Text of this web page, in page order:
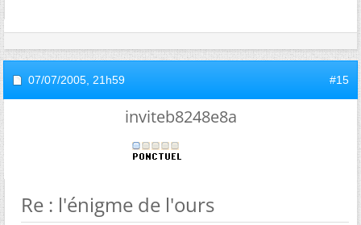
07/07/2005, 21h59 #15
inviteb8248e8a
Re : l'énigme de l'ours